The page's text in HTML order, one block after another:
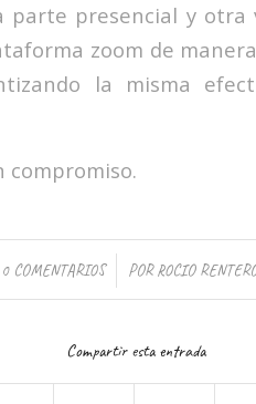
parte presencial y
zoom de
la misma
compromiso.
0 COMENTARIOS
/ PORROCIO
Compartir esta entrada